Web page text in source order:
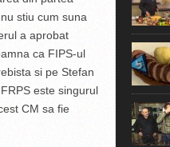
stiu cum suna
a aprobat
ca FIPS-ul
si pe Stefan
este singurul
CM sa fie